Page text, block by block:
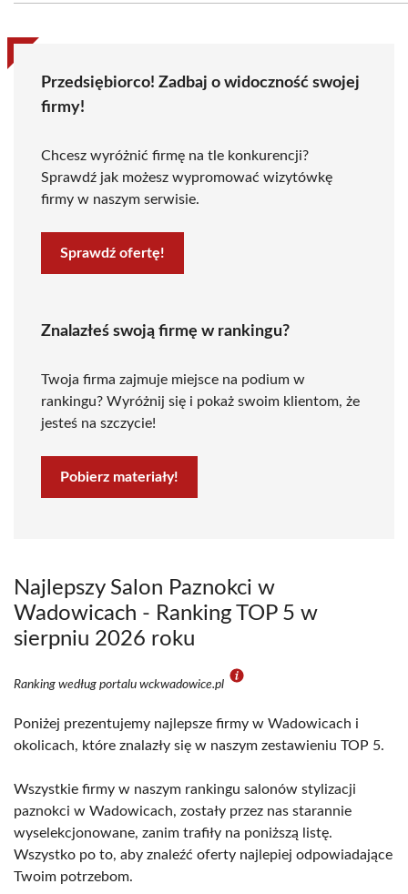
Przedsiębiorco! Zadbaj o widoczność swojej
firmy!
Chcesz wyróżnić firmę na tle konkurencji?
Sprawdź jak możesz wypromować wizytówkę
firmy w naszym serwisie.
Sprawdź ofertę!
Znalazłeś swoją firmę w rankingu?
Twoja firma zajmuje miejsce na podium w
rankingu? Wyróżnij się i pokaż swoim klientom, że
jesteś na szczycie!
Pobierz materiały!
Najlepszy Salon Paznokci w
Wadowicach - Ranking TOP 5 w
sierpniu 2026 roku
Ranking według portalu wckwadowice.pl
Poniżej prezentujemy najlepsze firmy w Wadowicach i
okolicach, które znalazły się w naszym zestawieniu TOP 5.
Wszystkie firmy w naszym rankingu salonów stylizacji
paznokci w Wadowicach, zostały przez nas starannie
wyselekcjonowane, zanim trafiły na poniższą listę.
Wszystko po to, aby znaleźć oferty najlepiej odpowiadające
Twoim potrzebom.